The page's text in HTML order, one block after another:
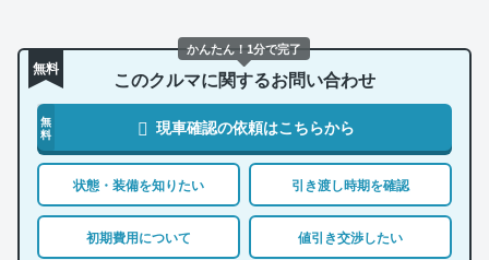
無料 このクルマに関するお問い合わせ
無
料
現車確認の依頼はこちらから
状態・装備を知りたい 引き渡し時期を確認
初期費用について 値引き交渉したい
かんたん！1分で完了